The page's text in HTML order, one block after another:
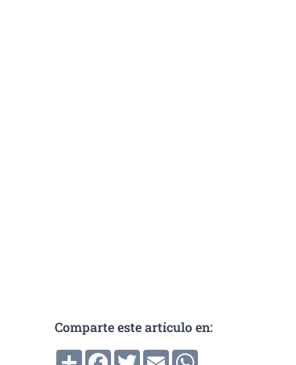
Comparte este artículo en:
CompartirFacebookTwitterEmail